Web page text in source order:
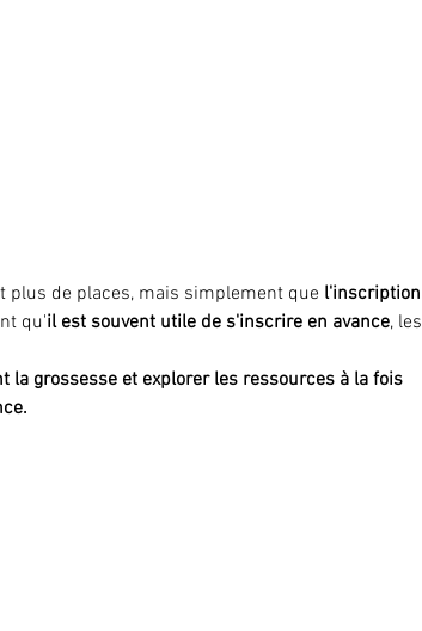
plus de places, mais simplement que l'inscription
qu'il est souvent utile de s'inscrire en avance, les
la grossesse et explorer les ressources à la fois